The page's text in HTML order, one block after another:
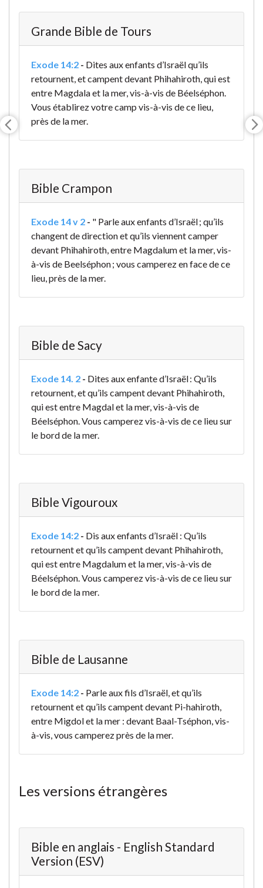
Grande Bible de Tours
Exode 14:2 - Dites aux enfants d’Israël qu’ils
retournent, et campent devant Phihahiroth, qui est
entre Magdala et la mer, vis-à-vis de Béelséphon.
Vous établirez votre camp vis-à-vis de ce lieu,
près de la mer.
Bible Crampon
Exode 14 v 2 - " Parle aux enfants d’Israël ; qu’ils
changent de direction et qu’ils viennent camper
devant Phihahiroth, entre Magdalum et la mer, vis-
à-vis de Beelséphon ; vous camperez en face de ce
lieu, près de la mer.
Bible de Sacy
Exode 14. 2 - Dites aux enfante d’Israël : Qu’ils
retournent, et qu’ils campent devant Phihahiroth,
qui est entre Magdal et la mer, vis-à-vis de
Béelséphon. Vous camperez vis-à-vis de ce lieu sur
le bord de la mer.
Bible Vigouroux
Exode 14:2 - Dis aux enfants d’Israël : Qu’ils
retournent et qu’ils campent devant Phihahiroth,
qui est entre Magdalum et la mer, vis-à-vis de
Béelséphon. Vous camperez vis-à-vis de ce lieu sur
le bord de la mer.
Bible de Lausanne
Exode 14:2 - Parle aux fils d’Israël, et qu’ils
retournent et qu’ils campent devant Pi-hahiroth,
entre Migdol et la mer : devant Baal-Tséphon, vis-
à-vis, vous camperez près de la mer.
Les versions étrangères
Bible en anglais - English Standard
Version (ESV)